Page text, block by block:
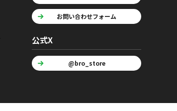
お問い合わせフォーム
公式X
@bro_store